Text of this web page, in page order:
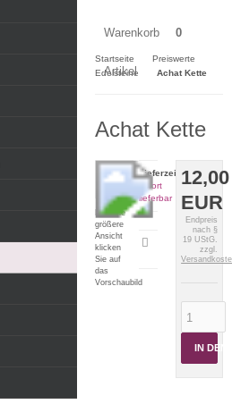
Warenkorb 0
Artikel
Startseite
Preiswerte
Edelsteine
Achat Kette
Achat Kette
Für eine
größere
Ansicht
klicken
Sie auf
das
Vorschaubild
12,00
EUR
Endpreis
nach §
19 UStG.
zzgl.
IN DEN
Lieferzeit:
sofort
lieferbar
Artikeldatenblatt
drucken